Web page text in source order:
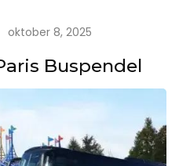
oktober 8, 2025
Buspendel